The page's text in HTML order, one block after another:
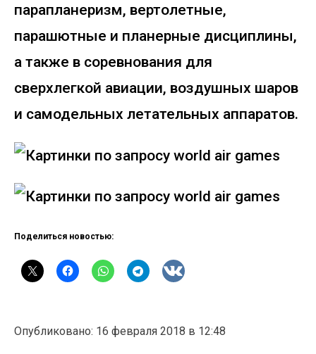
парапланеризм, вертолетные,
парашютные и планерные дисциплины,
а также в соревнования для
сверхлегкой авиации, воздушных шаров
и самодельных летательных аппаратов.
Поделиться новостью:
Опубликовано: 16 февраля 2018 в 12:48